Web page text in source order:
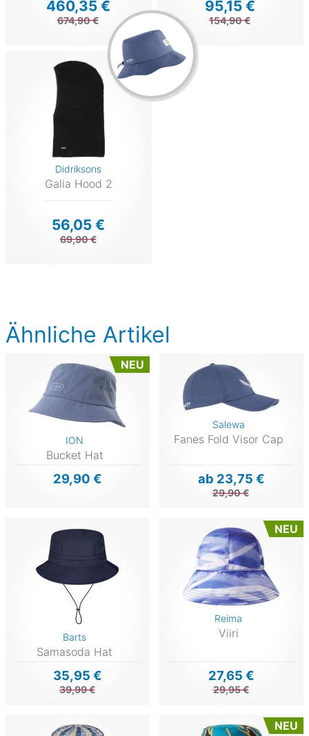
460,35 €
674,90 €
95,15 €
154,90 €
Didriksons
Galia Hood 2
56,05 €
69,90 €
Ähnliche Artikel
NEU
ION
Bucket Hat
29,90 €
Salewa
Fanes Fold Visor Cap
ab 23,75 €
29,90 €
Barts
Samasoda Hat
35,95 €
39,99 €
NEU
Reima
Viiri
27,65 €
29,95 €
NEU